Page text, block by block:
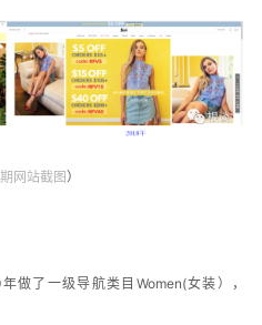
网站截图 ）
做了一级导航类目Women(女装），